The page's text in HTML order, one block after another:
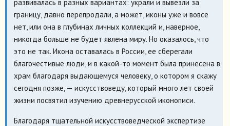
развивалась в разных вариантах: украли и вывезли за
границу, давно перепродали, а может, иконы уже и вовсе
нет, или она в глубинах личных коллекций и, наверное,
никогда больше не будет явлена миру. Но оказалось, что
это не так. Икона оставалась в России, ее сберегали
благочестивые люди, и в какой-то момент была принесена в
храм благодаря выдающемуся человеку, о котором я скажу
сегодня позже, — искусствоведу, который много лет своей
жизни посвятил изучению древнерусской иконописи.
Благодаря тщательной искусствоведческой экспертизе